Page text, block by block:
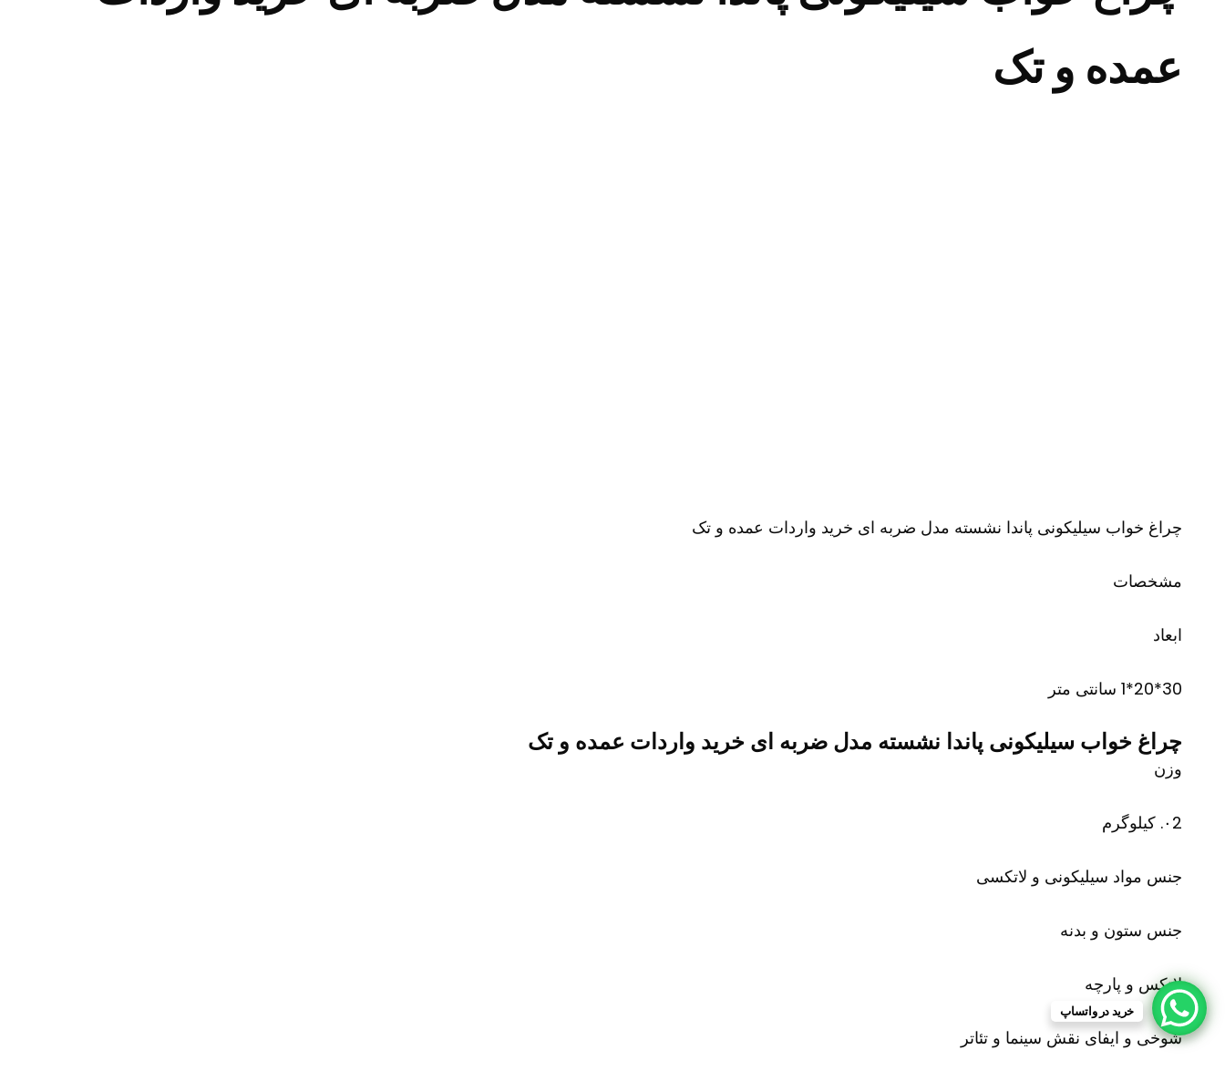
عمده و تک
چراغ خواب سیلیکونی پاندا نشسته مدل ضربه ای خرید واردات عمده و تک
مشخصات
ابعاد
30*20*1 سانتی متر
چراغ خواب سیلیکونی پاندا نشسته مدل ضربه ای خرید واردات عمده و تک
وزن
۰2. کیلوگرم
جنس مواد سیلیکونی و لاتکسی
جنس ستون و بدنه
لاتکس و پارچه
شوخی و ایفای نقش سینما و تئاتر
خرید در واتساپ